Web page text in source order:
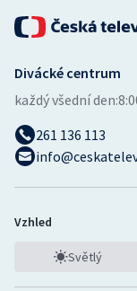
Ostatní
Divácké centrum
každý všední den:
261 136 113
Vzhled
Světlý